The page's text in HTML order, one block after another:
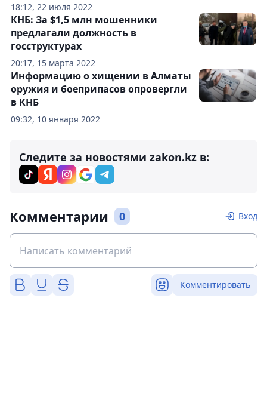
18:12, 22 июля 2022
20:17, 15 марта 2022
КНБ: За $1,5 млн мошенники
предлагали должность в
госструктурах
09:32, 10 января 2022
Информацию о хищении в Алматы
оружия и боеприпасов опровергли
в КНБ
Следите за новостями zakon.kz в:
Комментарии 0 Вход
Комментировать